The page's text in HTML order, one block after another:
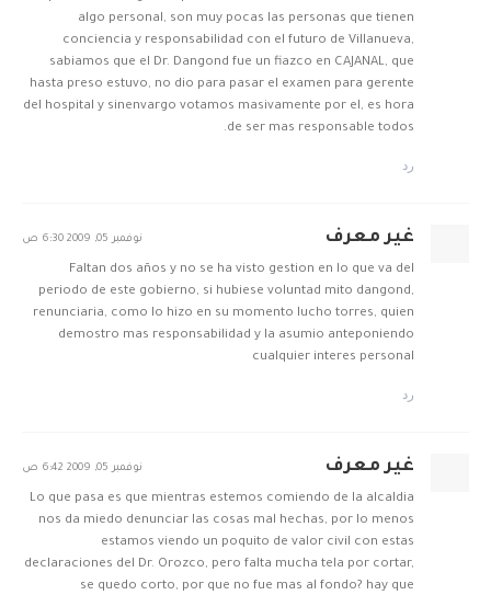
algo personal, son muy pocas las personas que tienen
conciencia y responsabilidad con el futuro de Villanueva,
sabiamos que el Dr. Dangond fue un fiazco en CAJANAL, que
hasta preso estuvo, no dio para pasar el examen para gerente
del hospital y sinenvargo votamos masivamente por el, es hora
de ser mas responsable todos.
رد
غير معرف نوفمبر 05, 2009 6:30 ص
Faltan dos años y no se ha visto gestion en lo que va del
periodo de este gobierno, si hubiese voluntad mito dangond,
renunciaria, como lo hizo en su momento lucho torres, quien
demostro mas responsabilidad y la asumio anteponiendo
cualquier interes personal
رد
غير معرف نوفمبر 05, 2009 6:42 ص
Lo que pasa es que mientras estemos comiendo de la alcaldia
nos da miedo denunciar las cosas mal hechas, por lo menos
estamos viendo un poquito de valor civil con estas
declaraciones del Dr. Orozco, pero falta mucha tela por cortar,
se quedo corto, por que no fue mas al fondo? hay que